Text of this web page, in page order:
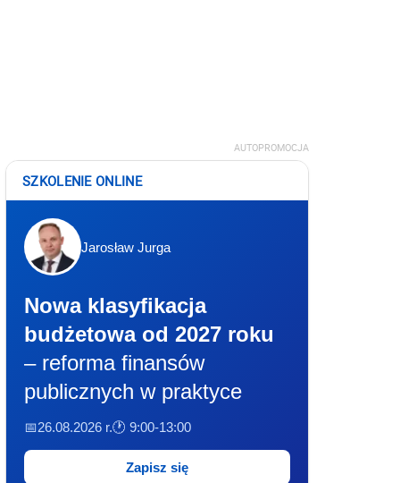
AUTOPROMOCJA
SZKOLENIE ONLINE
Jarosław Jurga
Nowa klasyfikacja
budżetowa od 2027 roku
– reforma finansów
publicznych w praktyce
📅26.08.2026 r.🕐 9:00-13:00
Zapisz się